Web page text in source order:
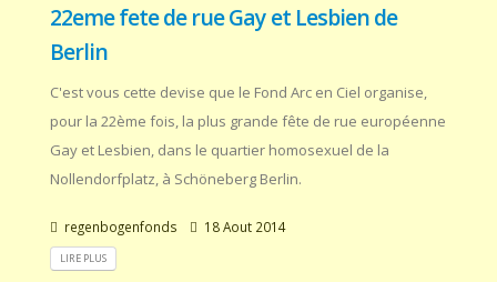
22eme fete de rue Gay et Lesbien de
Berlin
C'est vous cette devise que le Fond Arc en Ciel organise,
pour la 22ème fois, la plus grande fête de rue européenne
Gay et Lesbien, dans le quartier homosexuel de la
Nollendorfplatz, à Schöneberg Berlin.
regenbogenfonds 18 Aout 2014
LIRE PLUS